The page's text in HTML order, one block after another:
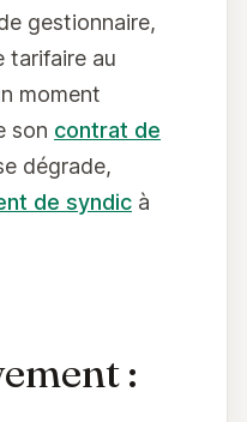
gestionnaire,
tarifaire au
moment
son contrat de
dégrade,
de syndic à
: